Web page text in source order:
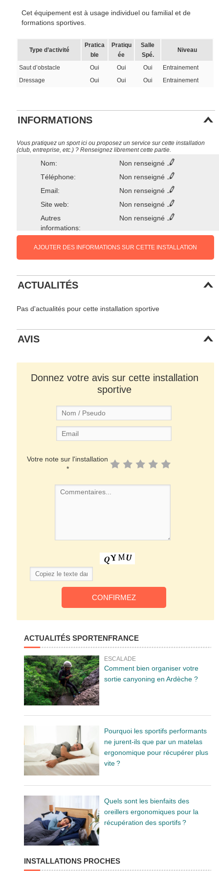
Cet équipement est à usage individuel ou familial et de
formations sportives.
Type d’activité
Pratica
ble
Pratiqu
ée
Salle
Spé.
Niveau
Saut d’obstacle Oui Oui Oui
Entrainement
Dressage
Oui Oui Oui Entrainement
INFORMATIONS
Vous pratiquez un sport ici ou proposez un service sur cette installation
(club, entreprise, etc.) ? Renseignez librement cette partie.
Nom:
Non renseigné
Téléphone:
Non renseigné
Email:
Non renseigné
Site web:
Non renseigné
Autres
informations:
Non renseigné
AJOUTER DES INFORMATIONS SUR CETTE INSTALLATION
ACTUALITÉS
Pas d'actualités pour cette installation sportive
AVIS
Donnez votre avis sur cette installation
sportive
Votre note sur l'installation
*
ACTUALITÉS SPORTENFRANCE
ESCALADE
Comment bien organiser votre
sortie canyoning en Ardèche ?
Pourquoi les sportifs performants
ne jurent-ils que par un matelas
ergonomique pour récupérer plus
vite ?
Quels sont les bienfaits des
oreillers ergonomiques pour la
récupération des sportifs ?
INSTALLATIONS PROCHES